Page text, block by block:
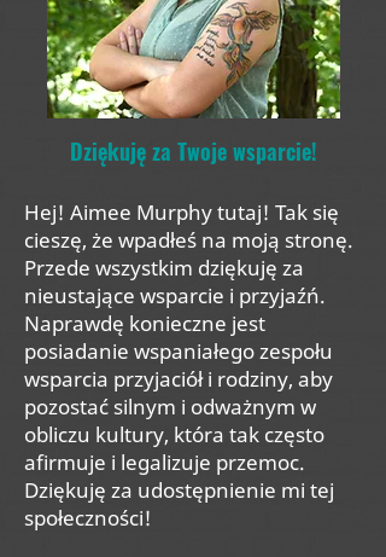
Dziękuję za Twoje wsparcie!
Hej! Aimee Murphy tutaj! Tak się
cieszę, że wpadłeś na moją stronę.
Przede wszystkim dziękuję za
nieustające wsparcie i przyjaźń.
Naprawdę konieczne jest
posiadanie wspaniałego zespołu
wsparcia przyjaciół i rodziny, aby
pozostać silnym i odważnym w
obliczu kultury, która tak często
afirmuje i legalizuje przemoc.
Dziękuję za udostępnienie mi tej
społeczności!